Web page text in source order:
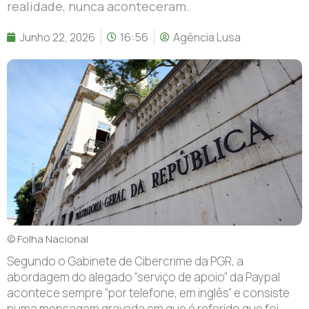
realidade, nunca aconteceram.
Junho 22, 2026 16:56 Agência Lusa
© Folha Nacional
Segundo o Gabinete de Cibercrime da PGR, a
abordagem do alegado “serviço de apoio” da Paypal
acontece sempre “por telefone, em inglês” e consiste